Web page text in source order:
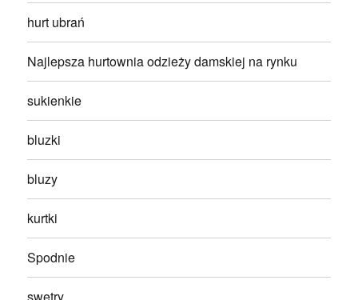
hurt ubrań
Najlepsza hurtownia odzieży damskiej na rynku
sukienkie
bluzki
bluzy
kurtki
Spodnie